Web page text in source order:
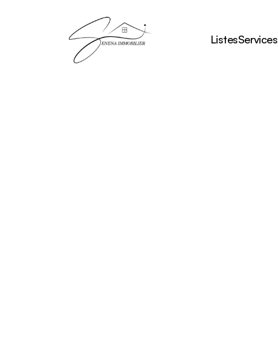
ListesServices